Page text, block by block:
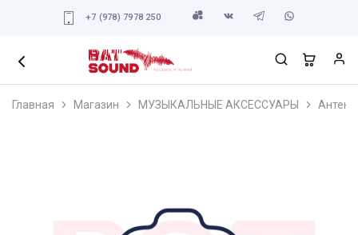
+7 (978) 7978 250
Главная Магазин МУЗЫКАЛЬНЫЕ АКСЕССУАРЫ